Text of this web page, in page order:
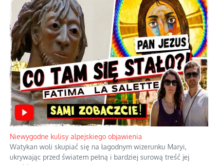
Duchowa apteczka bez teologicznych podróbek
Instrukcja obsługi łaski z ominięciem duchowych skrótów.